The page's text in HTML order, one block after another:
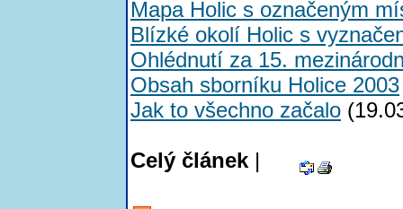
Mapa Holic s označeným
Blízké okolí Holic s
Ohlédnutí za 15.
Obsah sborníku Holice 2003
Jak to všechno začalo
Celý článek |